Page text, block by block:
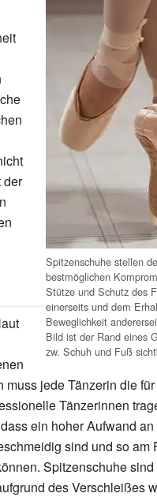
Spitzenschuhe stellen
bestmöglichen
Stütze und Schutz des
einerseits und dem
Beweglichkeit
Bild ist der Rand eines
zw. Schuh und Fuß
der
jede Tänzerin die
Tänzerinnen
ein hoher Aufwand
sind und so am
Spitzenschuhe sind
des Verschleißes